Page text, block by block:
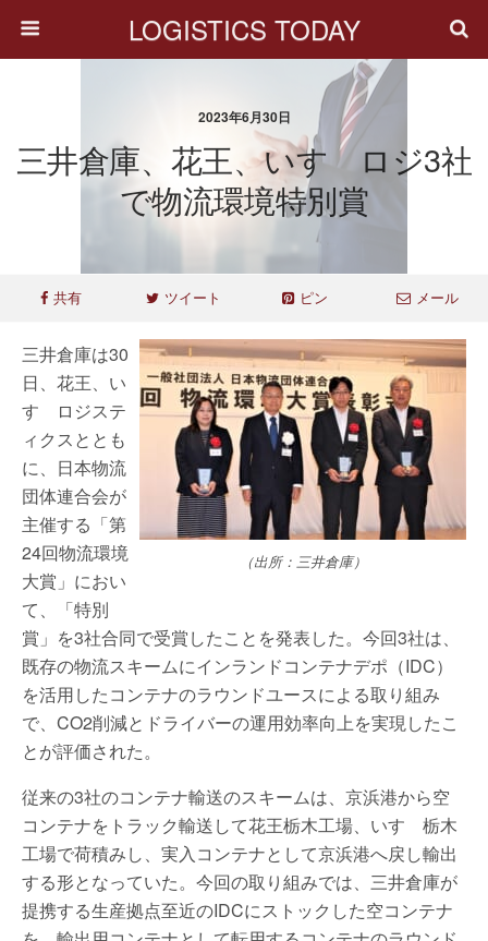
LOGISTICS TODAY
2023年6月30日
三井倉庫、花王、いすゞロジ3社
で物流環境特別賞
共有 ツイート ピン メール
（出所：三井倉庫）
三井倉庫は30
日、花王、い
すゞロジステ
ィクスととも
に、日本物流
団体連合会が
主催する「第
24回物流環境
大賞」におい
て、「特別
賞」を3社合同で受賞したことを発表した。今回3社は、
既存の物流スキームにインランドコンテナデポ（IDC）
を活用したコンテナのラウンドユースによる取り組み
で、CO2削減とドライバーの運用効率向上を実現したこ
とが評価された。
従来の3社のコンテナ輸送のスキームは、京浜港から空
コンテナをトラック輸送して花王栃木工場、いすゞ栃木
工場で荷積みし、実入コンテナとして京浜港へ戻し輸出
する形となっていた。今回の取り組みでは、三井倉庫が
提携する生産拠点至近のIDCにストックした空コンテナ